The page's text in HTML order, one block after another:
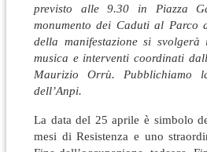
previsto alle 9.30 in Piazza
monumento dei Caduti al Parco
della manifestazione si
musica e interventi coordinati
Maurizio Orrù. Pubblichiamo
dell’Anpi.
La data del 25 aprile è simbolo
mesi di Resistenza e uno